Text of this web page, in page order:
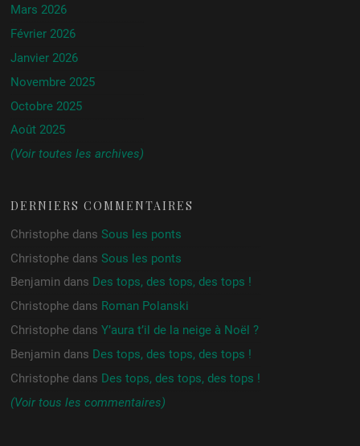
Mars 2026
Février 2026
Janvier 2026
Novembre 2025
Octobre 2025
Août 2025
(Voir toutes les archives)
DERNIERS COMMENTAIRES
Christophe dans Sous les ponts
Christophe dans Sous les ponts
Benjamin dans Des tops, des tops, des tops !
Christophe dans Roman Polanski
Christophe dans Y’aura t’il de la neige à Noël ?
Benjamin dans Des tops, des tops, des tops !
Christophe dans Des tops, des tops, des tops !
(Voir tous les commentaires)